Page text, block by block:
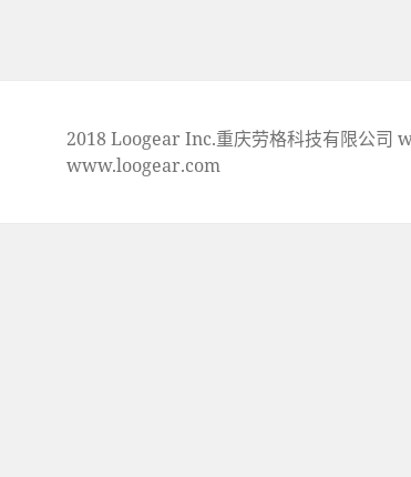
2018 Loogear Inc.重庆劳格科技有限公司
www.loogear.com